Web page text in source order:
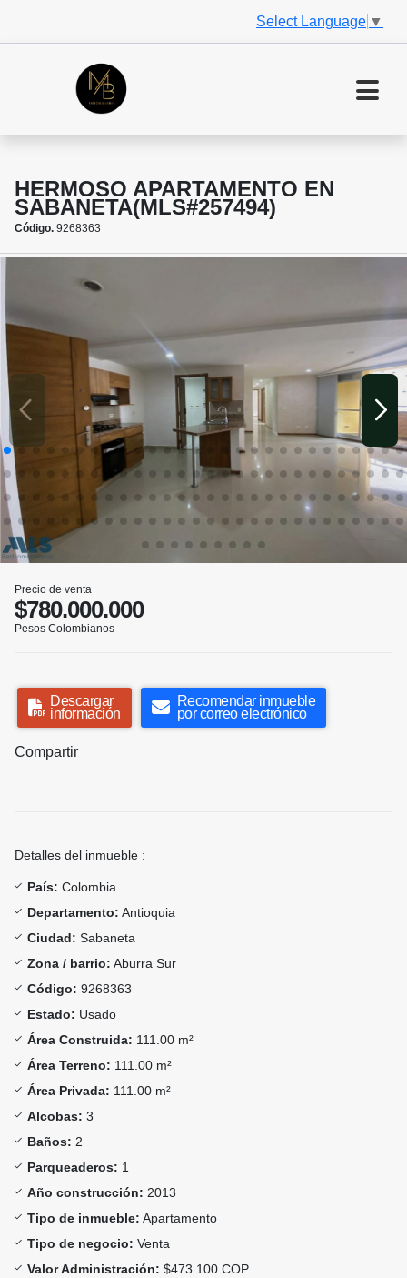
Select Language ▼
HERMOSO APARTAMENTO EN
SABANETA(MLS#257494)
Código. 9268363
Precio de venta
$780.000.000
Pesos Colombianos
Descargar
información
Recomendar inmueble
por correo electrónico
Compartir
Detalles del inmueble :
País: Colombia
Departamento: Antioquia
Ciudad: Sabaneta
Zona / barrio: Aburra Sur
Código: 9268363
Estado: Usado
Área Construida: 111.00 m²
Área Terreno: 111.00 m²
Área Privada: 111.00 m²
Alcobas: 3
Baños: 2
Parqueaderos: 1
Año construcción: 2013
Tipo de inmueble: Apartamento
Tipo de negocio: Venta
Valor Administración: $473.100 COP